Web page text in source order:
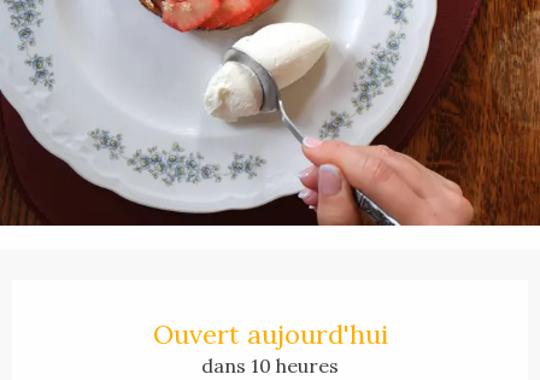
Ouvert aujourd'hui
dans 10 heures